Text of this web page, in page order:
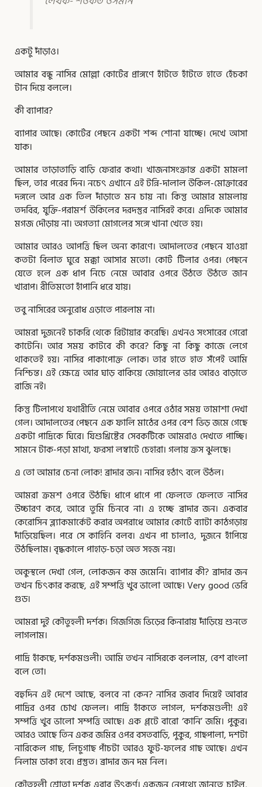
একটু দাঁড়াও।
আমার বন্ধু নাসির মােল্লা কোর্টের প্রাঙ্গণে হাঁটতে হাঁটতে হাতে হেঁচকা
টান দিয়ে বললে।
কী ব্যাপার?
ব্যাপার আছে। কোর্টের পেছনে একটা শব্দ শােনা যাচ্ছে। দেখে আসা
যাক।
আমার তাড়াতাড়ি বাড়ি ফেরার কথা। খাজনাসংক্রান্ত একটা মামলা
ছিল, তার পরের দিন। নচেৎ এখানে এই টন্নি-দালাল উকিল-মােক্তারের
দঙ্গলে আর এক তিল দাঁড়াতে মন চায় না। কিন্তু আমার মামলায়
তদবির, যুক্তি-পরামর্শ উকিলের দরদস্তুর নাসিরই করে। এদিকে আমার
মগজ দৌড়ায় না। অগত্যা মােগলের সঙ্গে খানা খেতে হয়।
আমার আরও আপত্তি ছিল অন্য কারণে। আদালতের পেছনে যাওয়া
কতটা বিলাত ঘুরে মক্কা আসার মতাে। কোর্ট টিলার ওপর। পেছনে
যেতে হলে এক ধাপ নিচে নেমে আবার ওপরে উঠতে উঠতে জান
খারাপ। রীতিমতাে হাঁপানি ধরে যায়।
তবু নাসিরের অনুরােধ এড়াতে পারলাম না।
আমরা দুজনেই চাকরি থেকে রিটায়ার করেছি। এখনও সংসারের গেরাে
কাটেনি। আর সময় কাটবে কী করে? কিছু না কিছু কাজে লেগে
থাকতেই হয়। নাসির পাকাপােক্ত লােক। তার হাতে হাত সঁপেই আমি
নিশ্চিন্ত। এই ক্ষেত্রে আর ঘাড় বাকিয়ে জোয়ালের ভার আরও বাড়াতে
রাজি নই।
কিন্তু টিলাপথে যথারীতি নেমে আবার ওপরে ওঠার সময় তামাশা দেখা
গেল। আদালতের পেছনে এক ফালি মাঠের ওপর বেশ ভিড় জমে গেছে
একটা পাদ্রিকে ঘিরে। যিশুখ্রিষ্টের সেবকটিকে আমরাও দেখতে পাচ্ছি।
সামনে টাক-পড়া মাথা, ফরসা লম্বাটে চেহারা। গলায় ক্রস ঝুলছে।
এ তাে আমার চেনা লােক! ব্রাদার জন। নাসির হঠাৎ বলে উঠল।
আমরা ক্রমশ ওপরে উঠছি। ধাপে ধাপে পা ফেলতে ফেলতে নাসির
উচ্চারণ করে, আরে তুমি চিনবে না। এ হচ্ছে ব্রাদার জন। একবার
কেরােসিন ব্ল্যাকমার্কেট করার অপরাধে আমার কোর্টে ব্যাটা কাঠগড়ায়
দাঁড়িয়েছিল। পরে সে কাহিনি বলব। এখন পা চালাও, দুজনে হাঁপিয়ে
উঠছিলাম। বৃদ্ধকালে পাহাড়-চড়া অত সহজ নয়।
অকুস্থলে দেখা গেল, লােকজন কম জমেনি। ব্যাপার কী? ব্রাদার জন
তখন চিৎকার করছে, এই সম্পত্তি খুব ভালাে আছে। Very good ভেরি
গুড।
আমরা দুই কৌতুহলী দর্শক। গিজগিজ ভিড়ের কিনারায় দাঁড়িয়ে শুনতে
লাগলাম।
পাদ্রি হাঁকছে, দর্শকমণ্ডলী। আমি তখন নাসিরকে বললাম, বেশ বাংলা
বলে তাে।
বহুদিন এই দেশে আছে, বলবে না কেন? নাসির জবাব দিয়েই আবার
পাদ্রির ওপর চোখ ফেলল। পাদ্রি হাঁকতে লাগল, দর্শকমণ্ডলী! এই
সম্পত্তি খুব ভালাে সম্পত্তি আছে। এক প্লটে বারাে ‘কানি’ জমি। পুকুর।
আরও আছে তিন একর জমির ওপর বসতবাড়ি, পুকুর, গাছপালা, দশটা
নারিকেল গাছ, লিচুগাছ পাঁচটা আরও ফুট-ফলের গাছ আছে। এখন
নিলাম ডাকা হবে। প্রস্তুত। ব্রাদার জন দম নিল।